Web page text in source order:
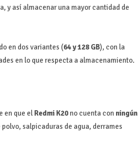
y así almacenar una mayor cantidad de
en dos variantes (64 y 128 GB), con la
en lo que respecta a almacenamiento.
en que el Redmi K20no cuenta con ningún
salpicaduras de agua, derrames